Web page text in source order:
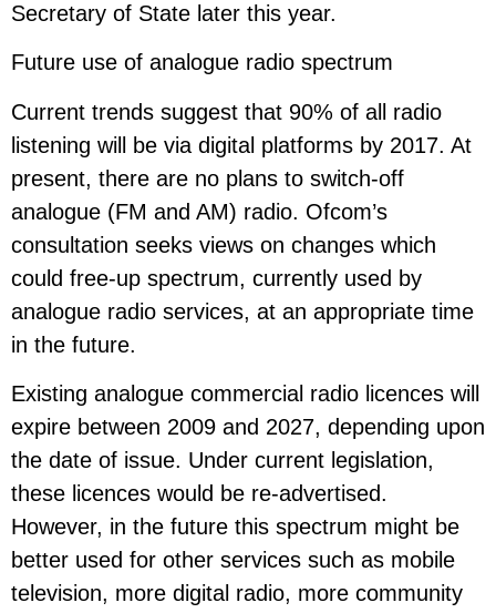
Secretary of State later this year.
Future use of analogue radio spectrum
Current trends suggest that 90% of all radio
listening will be via digital platforms by 2017. At
present, there are no plans to switch-off
analogue (FM and AM) radio. Ofcom’s
consultation seeks views on changes which
could free-up spectrum, currently used by
analogue radio services, at an appropriate time
in the future.
Existing analogue commercial radio licences will
expire between 2009 and 2027, depending upon
the date of issue. Under current legislation,
these licences would be re-advertised.
However, in the future this spectrum might be
better used for other services such as mobile
television, more digital radio, more community